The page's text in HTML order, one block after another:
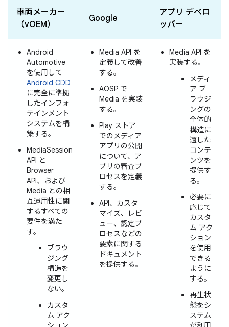
車両メーカー
（vOEM）
Google
アプリ デベロ
ッパー
Android
Automotive
を使用して
Android CDD
に完全に準拠
したインフォ
テインメント
システムを構
築する。
MediaSession
API と
Browser
API、および
Media との相
互運用性に関
するすべての
要件を満た
す。
ブラウ
ジング
構造を
変更し
ない。
カスタ
ム アク
Media API を
定義して改善
する。
AOSP で
Media を実装
する。
Play ストア
でのメディア
アプリの公開
について、ア
プリの審査プ
ロセスを定義
する。
API、カスタ
マイズ、レビ
ュー、認定プ
ロセスなどの
要素に関する
ドキュメント
を提供する。
Media API を
実装する。
メディ
ア ブ
ラウジ
ングの
全体的
構造に
適した
コンテ
ンツを
提供す
る。
必要に
応じて
カスタ
ム アク
ション
を使用
できる
ように
する。
再生状
態をシ
ステム